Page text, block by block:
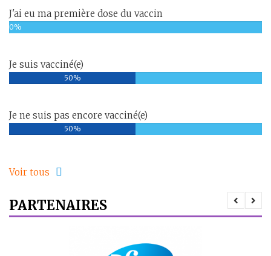
J'ai eu ma première dose du vaccin
0%
Je suis vacciné(e)
50%
Je ne suis pas encore vacciné(e)
50%
Voir tous
PARTENAIRES